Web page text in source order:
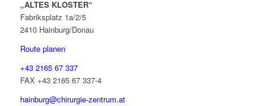
„ALTES KLOSTER“
Fabriksplatz 1a/2/5
2410 Hainburg/Donau
Route planen
+43 2165 67 337
FAX +43 2165 67 337-4
hainburg@chirurgie-zentrum.at